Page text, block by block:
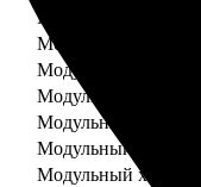
Модульный холст из
Модульный холст из
Модульный холст из
Модульный холст из
Модульный холст
Модульный холст
Модульный холст